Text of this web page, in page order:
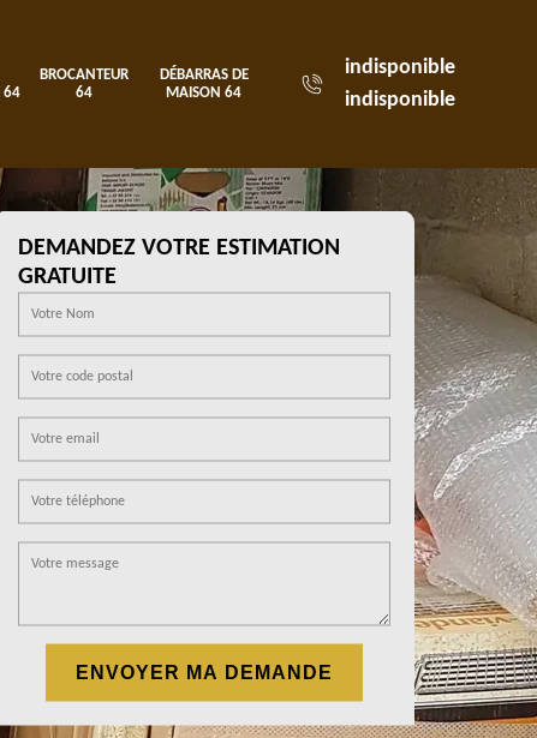
64
BROCANTEUR
64
DÉBARRAS DE
MAISON 64
indisponible
indisponible
DEMANDEZ VOTRE ESTIMATION
GRATUITE